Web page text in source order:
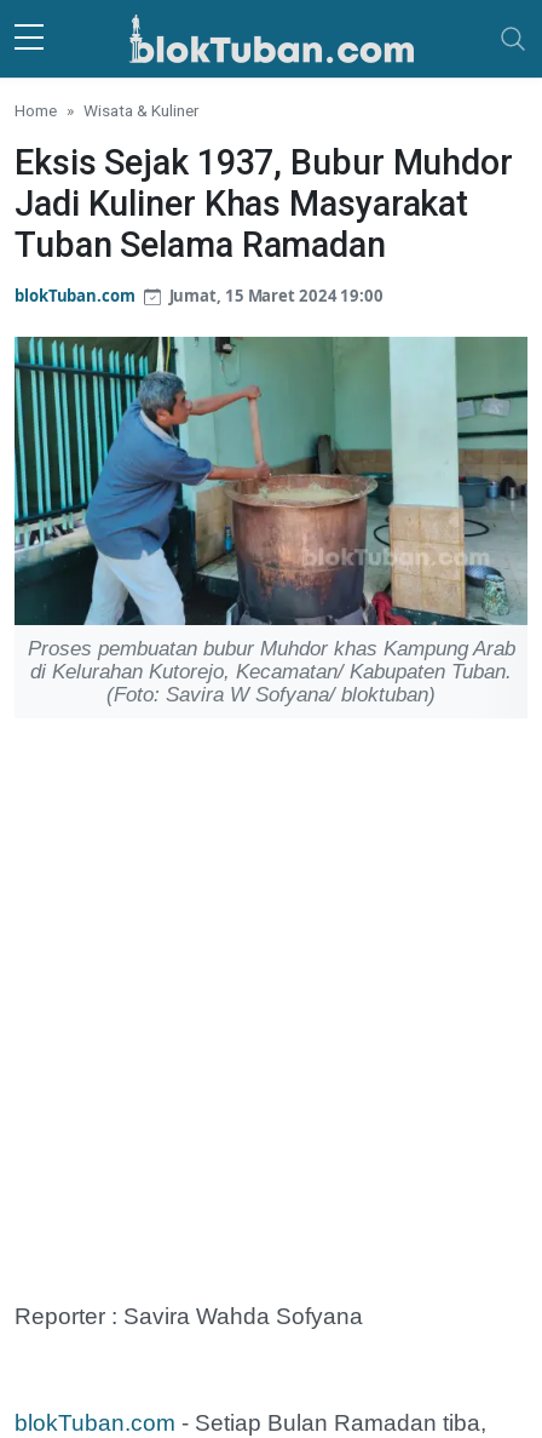
Skip to main content
Home Wisata & Kuliner
Eksis Sejak 1937, Bubur Muhdor
Jadi Kuliner Khas Masyarakat
Tuban Selama Ramadan
blokTuban.com Jumat, 15 Maret 2024 19:00
Proses pembuatan bubur Muhdor khas Kampung Arab
di Kelurahan Kutorejo, Kecamatan/ Kabupaten Tuban.
(Foto: Savira W Sofyana/ bloktuban)
Reporter : Savira Wahda Sofyana
blokTuban.com - Setiap Bulan Ramadan tiba,